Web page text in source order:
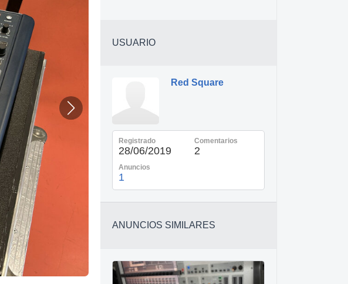
USUARIO
Red Square
Registrado
28/06/2019
Comentarios
2
Anuncios
1
ANUNCIOS SIMILARES